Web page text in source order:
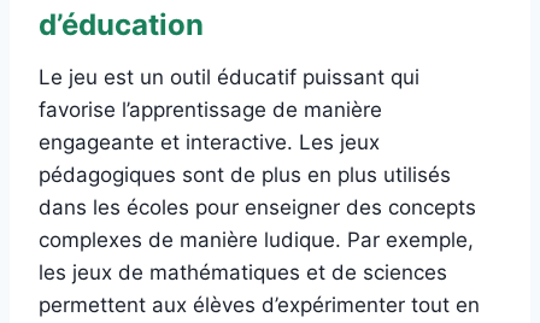
d’éducation
Le jeu est un outil éducatif puissant qui
favorise l’apprentissage de manière
engageante et interactive. Les jeux
pédagogiques sont de plus en plus utilisés
dans les écoles pour enseigner des concepts
complexes de manière ludique. Par exemple,
les jeux de mathématiques et de sciences
permettent aux élèves d’expérimenter tout en